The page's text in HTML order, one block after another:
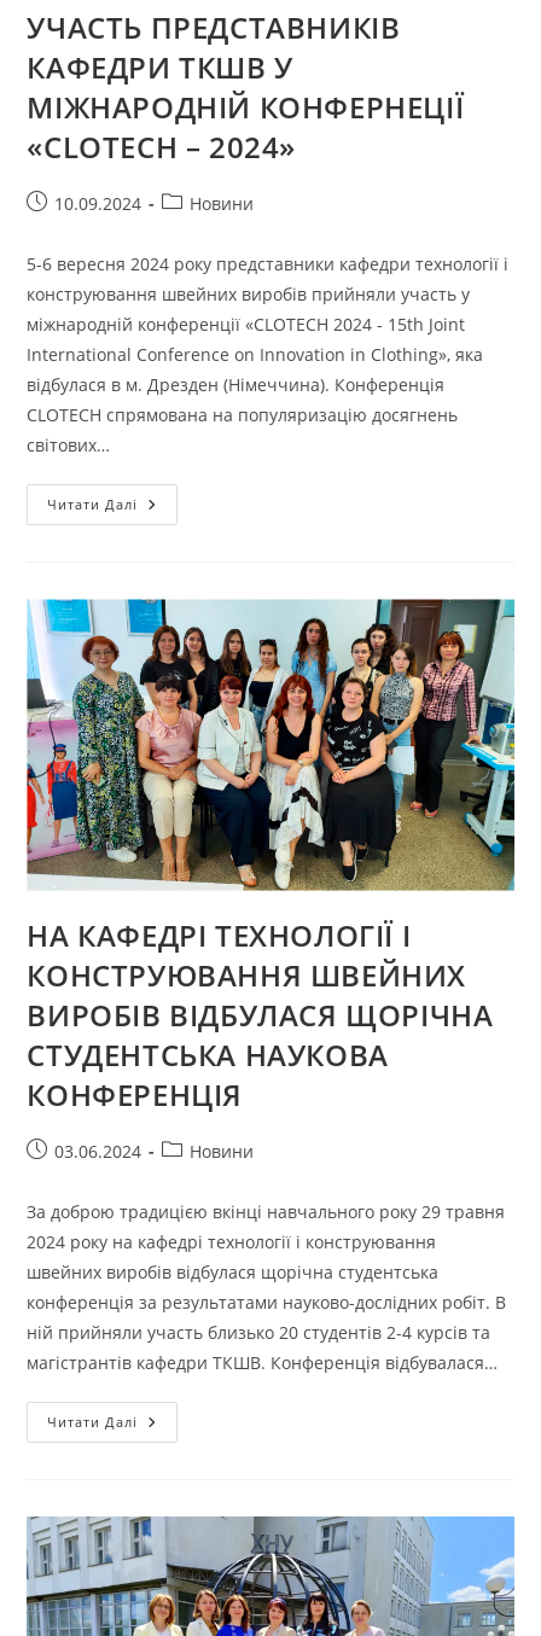
УЧАСТЬ ПРЕДСТАВНИКІВ
КАФЕДРИ ТКШВ У
МІЖНАРОДНІЙ КОНФЕРНЕЦІЇ
«CLOTECH – 2024»
Запис10.09.2024
Категорія
Новини
5-6 вересня 2024 року представники кафедри технології і
конструювання швейних виробів прийняли участь у
міжнародній конференції «CLOTECH 2024 - 15th Joint
International Conference on Innovation in Clothing», яка
відбулася в м. Дрезден (Німеччина). Конференція
CLOTECH спрямована на популяризацію досягнень
світових…
Читати Далі УЧАСТЬ
ПРЕДСТАВНИКІВ
КОНФЕРНЕЦІЇ
«CLOTECH
–
2024»
НА КАФЕДРІ ТЕХНОЛОГІЇ І
КОНСТРУЮВАННЯ ШВЕЙНИХ
ВИРОБІВ ВІДБУЛАСЯ ЩОРІЧНА
СТУДЕНТСЬКА НАУКОВА
КОНФЕРЕНЦІЯ
Запис03.06.2024
Категорія
Новини
За доброю традицією вкінці навчального року 29 травня
2024 року на кафедрі технології і конструювання
швейних виробів відбулася щорічна студентська
конференція за результатами науково-дослідних робіт. В
ній прийняли участь близько 20 студентів 2-4 курсів та
магістрантів кафедри ТКШВ. Конференція відбувалася…
Читати Далі НА
КАФЕДРІ
ВИРОБІВ
ВІДБУЛАСЯ
ЩОРІЧНА
СТУДЕНТСЬКА
НАУКОВА
КОНФЕРЕНЦІЯ